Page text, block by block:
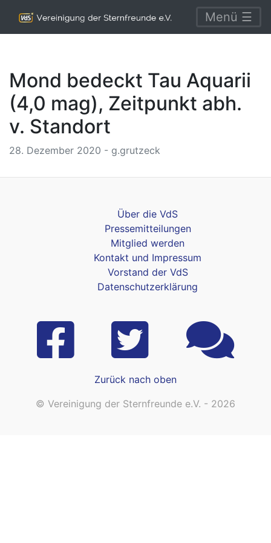
Menü ☰
Mond bedeckt Tau Aquarii
(4,0 mag), Zeitpunkt abh.
v. Standort
28. Dezember 2020 - g.grutzeck
Über die VdS
Pressemitteilungen
Mitglied werden
Kontakt und Impressum
Vorstand der VdS
Datenschutzerklärung
Zurück nach oben
© Vereinigung der Sternfreunde e.V. - 2026